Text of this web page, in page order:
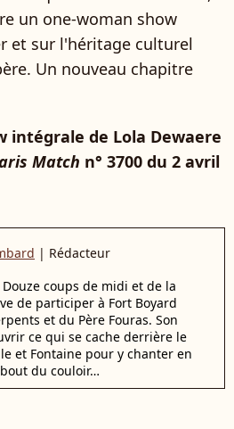
un one-woman show
et sur l'héritage culturel
Un nouveau chapitre
intégrale de Lola Dewaere
Match n° 3700 du 2 avril
| Rédacteur
coups de midi et de la
de participer à Fort Boyard
et du Père Fouras. Son
ce qui se cache derrière le
et Fontaine pour y chanter en
du couloir…